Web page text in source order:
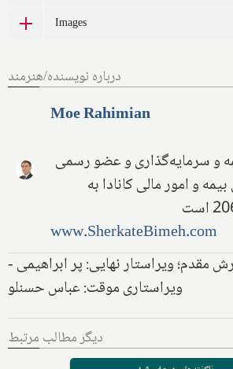
Images
درباره نویسنده/هنرمند
Moe Rahimian
و سرمایه‌گذاری و عضو رسمی
و امور مالی کانادا به
www.SherkateBimeh.com
مقدم؛ ویراستار نهایی: پر ابراهیمی -
ویراستاری موقت: عباس حسنلو
دیگر مطالب مرتبط